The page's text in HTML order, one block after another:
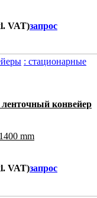
VAT)запрос
: стационарные
конвейер
1400 mm
VAT)запрос